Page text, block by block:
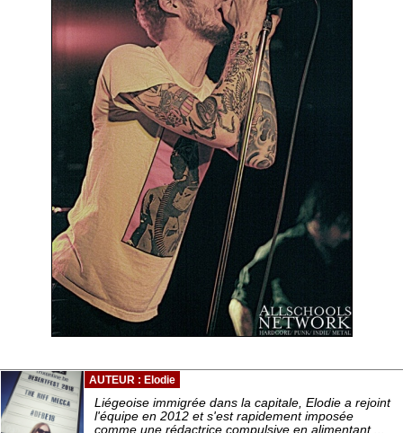
AUTEUR : Elodie
Liégeoise immigrée dans la capitale, Elodie a rejoint
l'équipe en 2012 et s'est rapidement imposée
comme une rédactrice compulsive en alimentant ...